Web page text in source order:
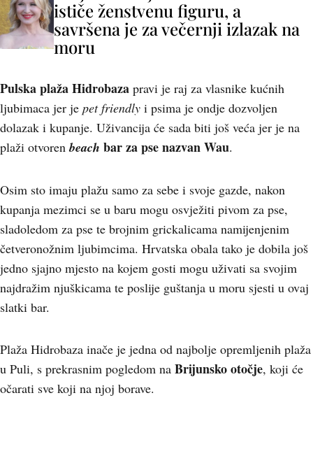
ističe ženstvenu figuru, a
savršena je za večernji izlazak na
moru
Pulska plaža Hidrobaza pravi je raj za vlasnike kućnih
ljubimaca jer je pet friendly i psima je ondje dozvoljen
dolazak i kupanje. Uživancija će sada biti još veća jer je na
plaži otvorenbeach bar za pse nazvan Wau.
Osim sto imaju plažu samo za sebe i svoje gazde, nakon
kupanja mezimci se u baru mogu osvježiti pivom za pse,
sladoledom za pse te brojnim grickalicama namijenjenim
četveronožnim ljubimcima. Hrvatska obala tako je dobila još
jedno sjajno mjesto na kojem gosti mogu uživati sa svojim
najdražim njuškicama te poslije guštanja u moru sjesti u ovaj
slatki bar.
Plaža Hidrobaza inače je jedna od najbolje opremljenih plaža
u Puli, s prekrasnim pogledom na Brijunsko otočje, koji će
očarati sve koji na njoj borave.